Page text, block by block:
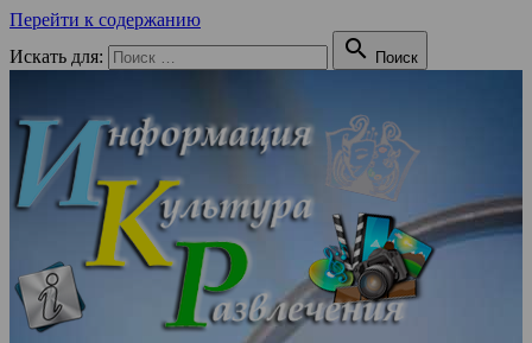
Перейти к содержанию
Искать для:
 Поиск